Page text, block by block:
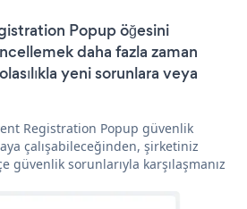
Popup öğesini
daha fazla zaman
yeni sorunlara veya
Registration Popup güvenlik
çalışabileceğinden, şirketiniz
güvenlik sorunlarıyla karşılaşmanız